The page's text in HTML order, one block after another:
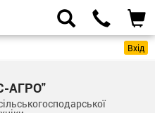
Вхід
АГРО"